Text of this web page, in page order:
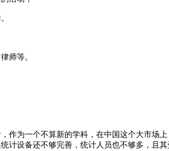
师等。
作为一个不算新的学科，在中国这个大市场上
计设备还不够完善，统计人员也不够多，且其